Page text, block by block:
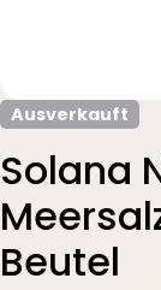
Ausverkauft
Solana
Beutel